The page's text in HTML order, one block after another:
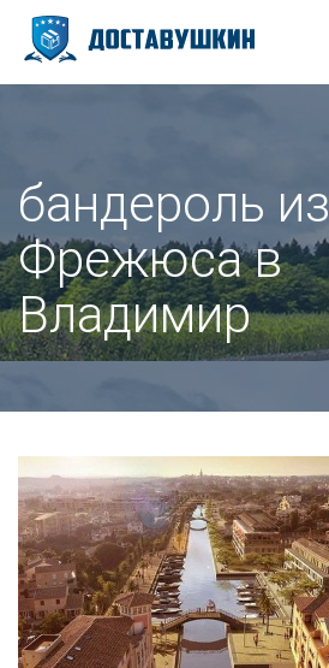
бандероль из
Фрежюса в
Владимир